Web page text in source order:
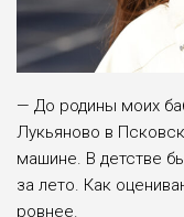
— До родины моих
Лукьяново в
машине. В детстве
за лето. Как
ровнее.